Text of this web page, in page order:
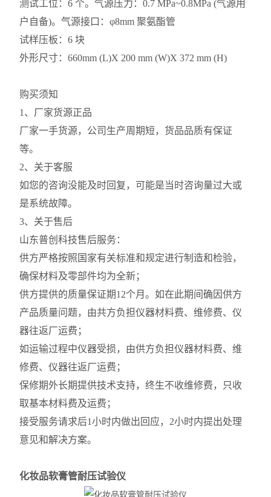
测试工位：6 个。气源压力：0.7 MPa~0.8MPa (气源用
户自备)。气源接口：φ8mm 聚氨酯管
试样压板：6 块
外形尺寸：660mm (L)X 200 mm (W)X 372 mm (H)
购买须知
1、厂家货源正品
厂家一手货源，公司生产周期短，货品品质有保证
等。
2、关于客服
如您的咨询没能及时回复，可能是当时咨询量过大或
是系统故障。
3、关于售后
山东普创科技售后服务：
供方严格按照国家有关标准和规定进行制造和检验，
确保材料及零部件均为全新；
供方提供的质量保证期12个月。如在此期间确因供方
产品质量问题，由共方负担仪器材料费、维修费、仪
器往返厂运费；
如运输过程中仪器受损，由供方负担仪器材料费、维
修费、仪器往返厂运费；
保修期外长期提供技术支持，终生不收维修费，只收
取基本材料费及运费；
接受服务请求后1小时内做出回应，2小时内提出处理
意见和解决方案。
化妆品软膏管耐压试验仪